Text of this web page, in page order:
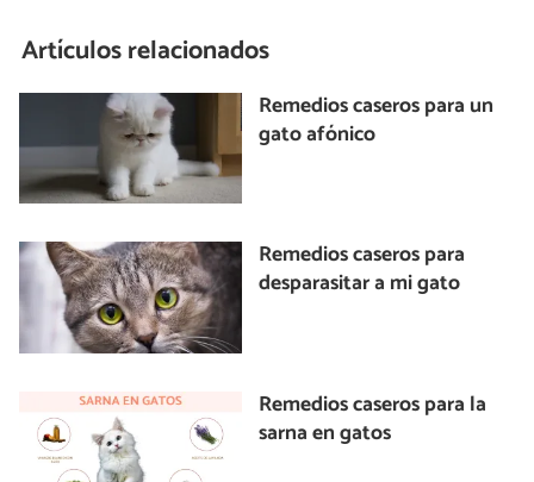
Artículos relacionados
Remedios caseros para un
gato afónico
Remedios caseros para
desparasitar a mi gato
Remedios caseros para la
sarna en gatos